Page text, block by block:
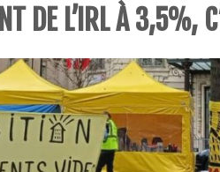
DE L’IRL À 3,5%,